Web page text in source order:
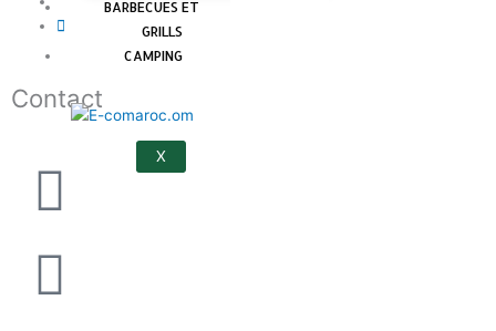
BARBECUES ET
GRILLS
CAMPING
X
Contact